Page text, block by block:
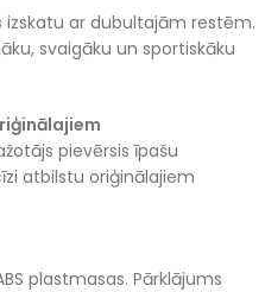
izskatu ar dubultajām restēm.
svaigāku un sportiskāku
pievērsis īpašu
atbilstu oriģinālajiem
plastmasas. Pārklājums